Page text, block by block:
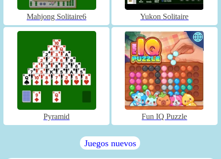
Mahjong Solitaire6 Yukon Solitaire
Pyramid Fun IQ Puzzle
Juegos nuevos